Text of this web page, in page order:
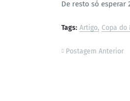
De resto só esperar
Tags: Artigo Copa do
Postagem Anterior